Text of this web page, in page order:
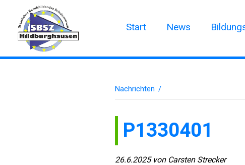
Start News
Nachrichten /
P1330401
26.6.2025 von Carsten Strecker